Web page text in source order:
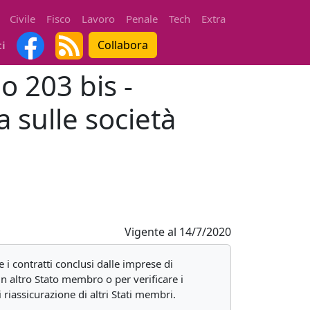
Civile Fisco Lavoro Penale Tech
Extra
Collabora
203 bis -
sulle società
Vigente al 14/7/2020
i contratti conclusi dalle imprese di
altro Stato membro o per verificare i
di altri Stati membri.